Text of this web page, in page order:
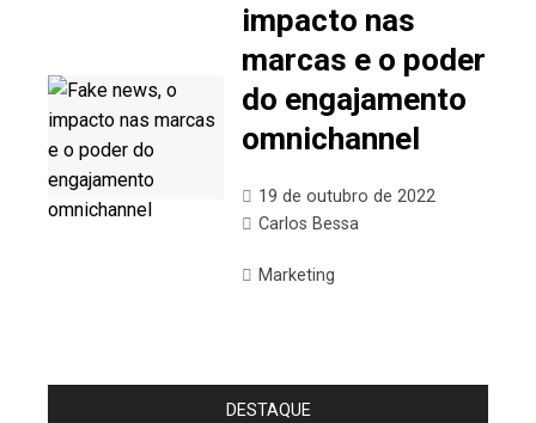
impacto nas
marcas e o poder
do engajamento
omnichannel
19 de outubro de 2022
Carlos Bessa
Marketing
DESTAQUE